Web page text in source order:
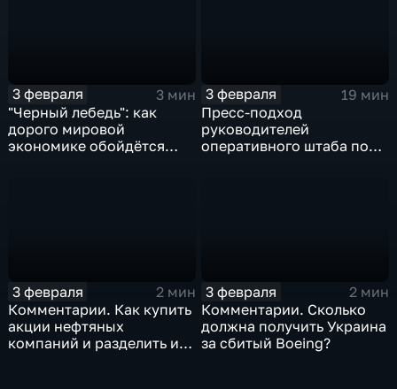
3 февраля
3 мин
"Черный лебедь": как
дорого мировой
экономике обойдётся
3 февраля
19 мин
Пресс-подход
руководителей
оперативного штаба по
3 февраля
2 мин
Комментарии. Как купить
акции нефтяных
компаний и разделить их
3 февраля
2 мин
Комментарии. Сколько
должна получить Украина
за сбитый Boeing?